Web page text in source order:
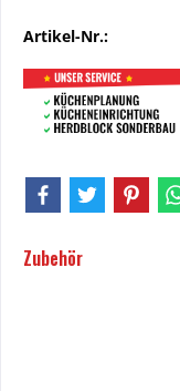
Artikel-Nr.:
Zubehör